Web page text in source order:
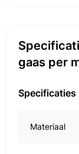
gaas per
Specificaties
Materiaal